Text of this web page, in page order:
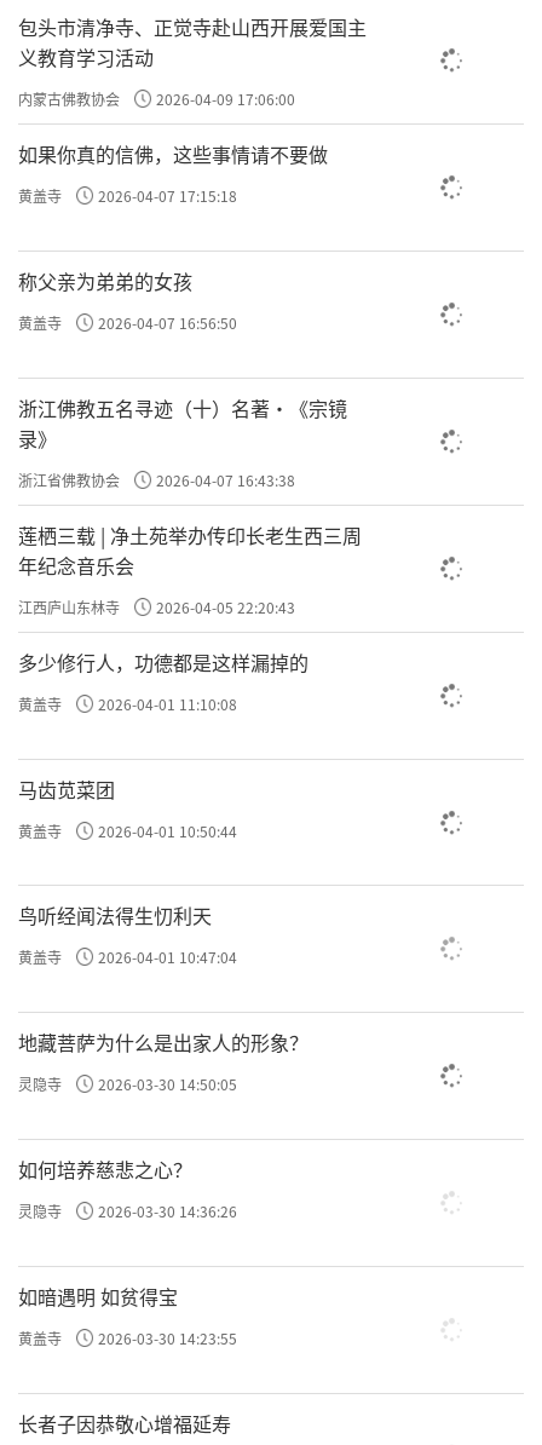
包头市清净寺、正觉寺赴山西开展爱国主
义教育学习活动
内蒙古佛教协会 2026-04-09 17:06:00
如果你真的信佛，这些事情请不要做
黄盖寺 2026-04-07 17:15:18
称父亲为弟弟的女孩
黄盖寺 2026-04-07 16:56:50
浙江佛教五名寻迹（十）名著·《宗镜
录》
浙江省佛教协会 2026-04-07 16:43:38
莲栖三载 | 净土苑举办传印长老生西三周
年纪念音乐会
江西庐山东林寺 2026-04-05 22:20:43
多少修行人，功德都是这样漏掉的
黄盖寺 2026-04-01 11:10:08
马齿苋菜团
黄盖寺 2026-04-01 10:50:44
鸟听经闻法得生忉利天
黄盖寺 2026-04-01 10:47:04
地藏菩萨为什么是出家人的形象？
灵隐寺 2026-03-30 14:50:05
如何培养慈悲之心？
灵隐寺 2026-03-30 14:36:26
如暗遇明 如贫得宝
黄盖寺 2026-03-30 14:23:55
长者子因恭敬心增福延寿